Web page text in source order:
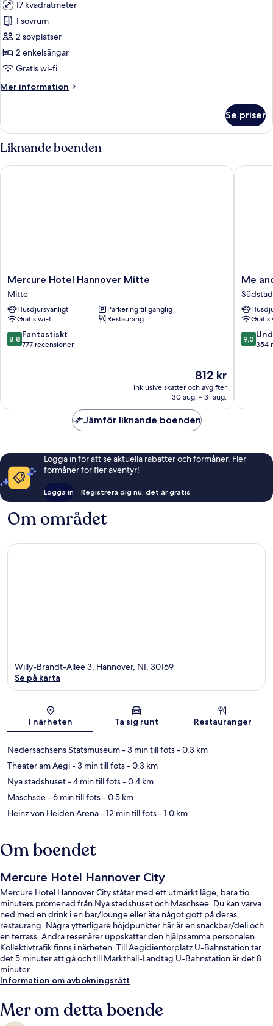
foton
för
Standardrum
-
2
17 kvadratmeter
1 sovrum
2 sovplatser
2 enkelsängar
Gratis wi-fi
Mer information
Mer
-
2
enkelsängar
Se priser
Liknande boenden
Mercure
Hotel
Hannover
Mitte
Mitte
Mercure Hotel Hannover Mitte
Mitte
Husdjursvänligt
Parkering tillgänglig
Gratis wi-fi
Restaurang
8.8
av
8,8 Fantastiskt
777 recensioner
Priset
är
812 kr
812 kr
inklusive skatter och avgifter
30 aug. – 31 aug.
Mercure Hotel Hannover Mitte
Me
and
All
Hotel
by
Hyatt
Me
9.0
av
9,0
354
Me and
Jämför liknande boenden
Logga in för att se aktuella rabatter och förmåner. Fler
förmåner för fler äventyr!
Logga in Registrera dig nu, det är gratis
Om området
Karta
Willy-Brandt-Allee 3, Hannover, NI, 30169
Se på karta
I närheten Ta sig runt Restauranger
Nedersachsens Statsmuseum- 3 min till fots- 0.3 km
Theater am Aegi- 3 min till fots- 0.3 km
Nya stadshuset- 4 min till fots- 0.4 km
Maschsee- 6 min till fots- 0.5 km
Heinz von Heiden Arena- 12 min till fots- 1.0 km
Om boendet
Mercure Hotel Hannover City
Mercure Hotel Hannover City ståtar med ett utmärkt läge, bara tio
minuters promenad från Nya stadshuset och Maschsee. Du kan varva
ned med en drink i en bar/lounge eller äta något gott på deras
restaurang. Några ytterligare höjdpunkter här är en snackbar/deli och
en terrass. Andra resenärer uppskattar den hjälpsamma personalen.
Kollektivtrafik finns i närheten. Till Aegidientorplatz U-Bahnstation tar
det 5 minuter att gå och till Markthall-Landtag U-Bahnstation är det 8
minuter.
Information om avbokningsrätt
Mer om detta boende